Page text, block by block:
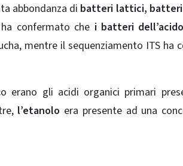
abbondanza di batteri lattici, batteri
confermato che i batteri
mentre il sequenziamento ITS ha
erano gli acidi organici primari
l’etanolo era presente ad una